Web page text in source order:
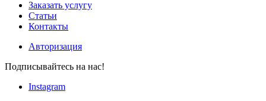
Заказать услугу
Статьи
Контакты
Авторизация
Подписывайтесь на нас!
Instagram